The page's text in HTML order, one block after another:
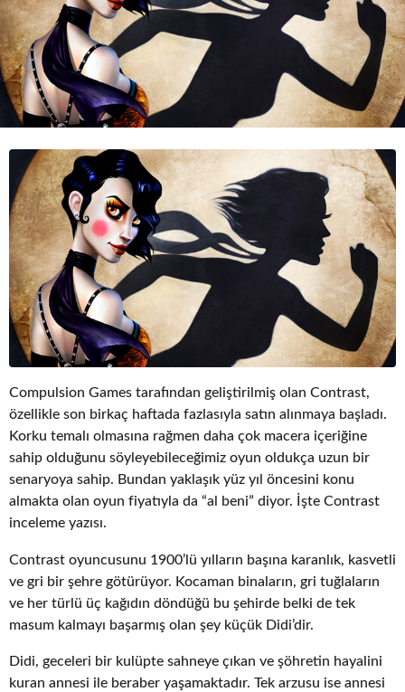
o
Compulsion Games tarafından geliştirilmiş olan Contrast,
özellikle son birkaç haftada fazlasıyla satın alınmaya başladı.
Korku temalı olmasına rağmen daha çok macera içeriğine
sahip olduğunu söyleyebileceğimiz oyun oldukça uzun bir
senaryoya sahip. Bundan yaklaşık yüz yıl öncesini konu
almakta olan oyun fiyatıyla da “al beni” diyor. İşte Contrast
inceleme yazısı.
Contrast oyuncusunu 1900’lü yılların başına karanlık, kasvetli
ve gri bir şehre götürüyor. Kocaman binaların, gri tuğlaların
ve her türlü üç kağıdın döndüğü bu şehirde belki de tek
masum kalmayı başarmış olan şey küçük Didi’dir.
Didi, geceleri bir kulüpte sahneye çıkan ve şöhretin hayalini
kuran annesi ile beraber yaşamaktadır. Tek arzusu ise annesi